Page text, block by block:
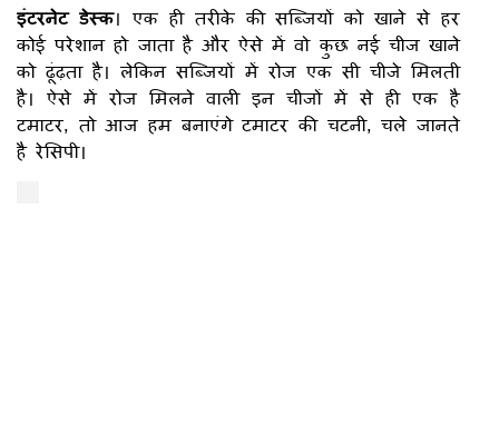
इंटरनेट डेस्क। एक ही तरीके की सब्जियों को खाने से हर
कोई परेशान हो जाता है और ऐसे में वो कुछ नई चीज खाने
को ढूंढ़ता है। लेकिन सब्जियों में रोज एक सी चीजे मिलती
है। ऐसे में रोज मिलने वाली इन चीजों में से ही एक है
टमाटर, तो आज हम बनाएंगे टमाटर की चटनी, चले जानते
है रेसिपी।